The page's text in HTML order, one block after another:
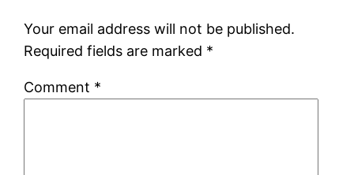
Your email address will not be published.
Required fields are marked *
Comment *